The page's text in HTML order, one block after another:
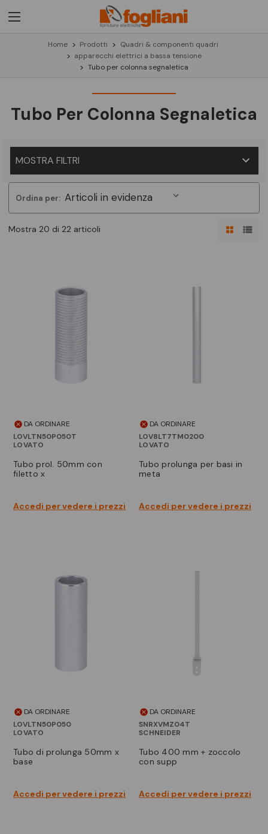
Home Prodotti
Quadri & componenti quadri
apparecchi elettrici a bassa tensione
Tubo per colonna segnaletica
Tubo Per Colonna Segnaletica
MOSTRA FILTRI
Mostra 20 di 22 articoli
Ordina per:
DA ORDINARE
LOVLTN50P050T
LOVATO
tubo prol. 50mm con
filetto x
Accedi per vedere i prezzi
DA ORDINARE
LOV8LT7TM0200
LOVATO
tubo prolunga per basi in
meta
Accedi per vedere i prezzi
DA ORDINARE
LOVLTN50P050
LOVATO
tubo di prolunga 50mm x
base
Accedi per vedere i prezzi
DA ORDINARE
SNRXVMZ04T
SCHNEIDER
tubo 400 mm + zoccolo
con supp
Accedi per vedere i prezzi